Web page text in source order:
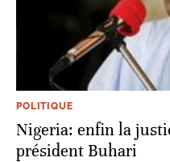
POLITIQUE
Nigeria: enfin la
président Buhari